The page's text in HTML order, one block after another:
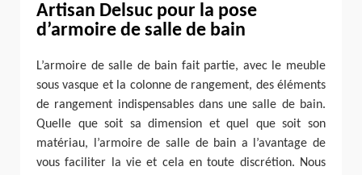
Artisan Delsuc pour la pose
d’armoire de salle de bain
L’armoire de salle de bain fait partie, avec le meuble
sous vasque et la colonne de rangement, des éléments
de rangement indispensables dans une salle de bain.
Quelle que soit sa dimension et quel que soit son
matériau, l’armoire de salle de bain a l’avantage de
vous faciliter la vie et cela en toute discrétion. Nous